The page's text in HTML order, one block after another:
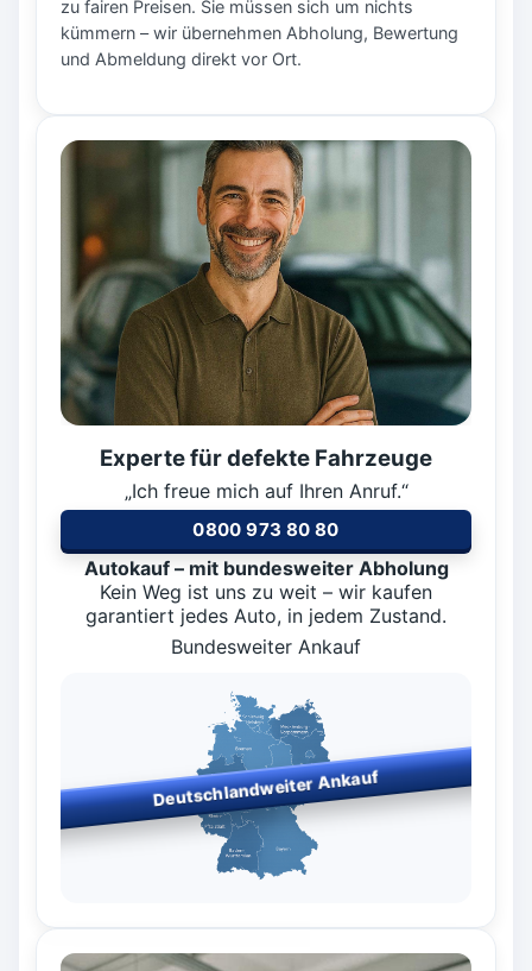
zu fairen Preisen. Sie müssen sich um nichts
kümmern – wir übernehmen Abholung, Bewertung
und Abmeldung direkt vor Ort.
Experte für defekte Fahrzeuge
„Ich freue mich auf Ihren Anruf.“
0800 973 80 80
Autokauf – mit bundesweiter Abholung
Kein Weg ist uns zu weit – wir kaufen
garantiert jedes Auto, in jedem Zustand.
Bundesweiter Ankauf
Deutschlandweiter Ankauf
Bundesländern